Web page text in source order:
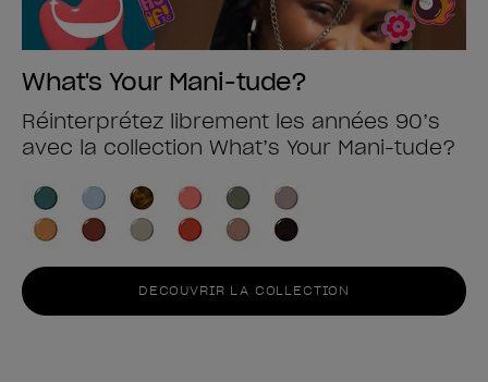
What's Your Mani-tude?
Réinterprétez librement les années 90’s
avec la collection What’s Your Mani-tude?
DECOUVRIR LA COLLECTION